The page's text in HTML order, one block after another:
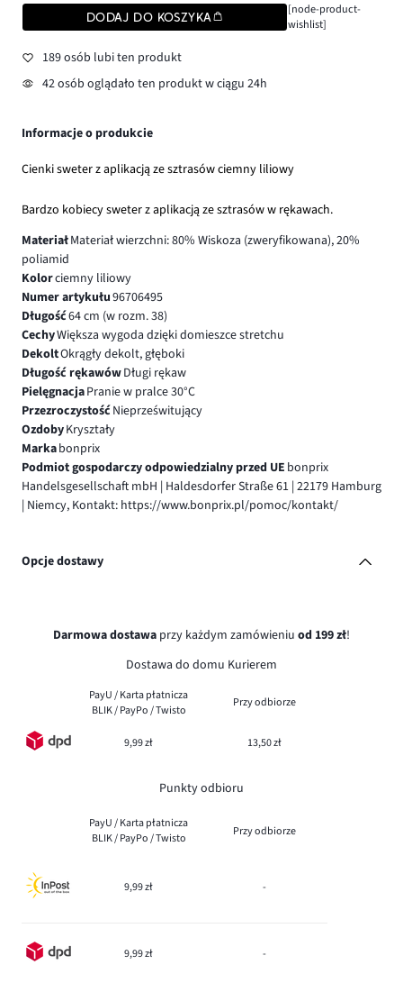
DODAJ DO KOSZYKA
[node-product-
wishlist]
189 osób lubi ten produkt
42 osób oglądało ten produkt w ciągu 24h
Informacje o produkcie
Cienki sweter z aplikacją ze sztrasów ciemny liliowy
Bardzo kobiecy sweter z aplikacją ze sztrasów w rękawach.
MateriałMateriał wierzchni: 80% Wiskoza (zweryfikowana), 20%
poliamid
Kolorciemny liliowy
Numer artykułu96706495
Długość64 cm (w rozm. 38)
CechyWiększa wygoda dzięki domieszce stretchu
DekoltOkrągły dekolt, głęboki
Długość rękawówDługi rękaw
PielęgnacjaPranie w pralce 30°C
PrzezroczystośćNieprześwitujący
OzdobyKryształy
Markabonprix
Podmiot gospodarczy odpowiedzialny przed UE bonprix
Handelsgesellschaft mbH | Haldesdorfer Straße 61 | 22179 Hamburg
| Niemcy, Kontakt: https://www.bonprix.pl/pomoc/kontakt/
Opcje dostawy
Darmowa dostawa przy każdym zamówieniu od 199 zł!
Dostawa do domu Kurierem
PayU / Karta płatnicza
BLIK / PayPo / Twisto
Przy odbiorze
9,99 zł 13,50 zł
Punkty odbioru
PayU / Karta płatnicza
BLIK / PayPo / Twisto
Przy odbiorze
9,99 zł -
9,99 zł -